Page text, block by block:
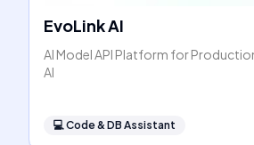
EvoLink AI
AI Model API Platform for
AI
💻Code & DB Assistant